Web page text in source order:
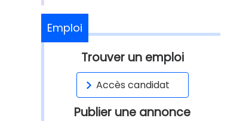
Emploi
Trouver un emploi
Accès candidat
Publier une annonce